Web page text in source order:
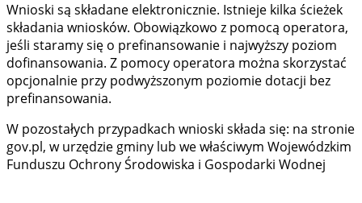
Wnioski są składane elektronicznie. Istnieje kilka ścieżek
składania wniosków. Obowiązkowo z pomocą operatora,
jeśli staramy się o prefinansowanie i najwyższy poziom
dofinansowania. Z pomocy operatora można skorzystać
opcjonalnie przy podwyższonym poziomie dotacji bez
prefinansowania.
W pozostałych przypadkach wnioski składa się: na stronie
gov.pl, w urzędzie gminy lub we właściwym Wojewódzkim
Funduszu Ochrony Środowiska i Gospodarki Wodnej